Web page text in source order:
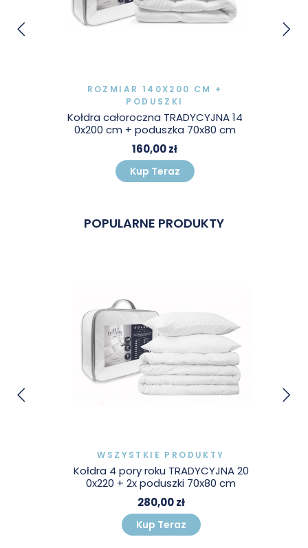
ROZMIAR 140X200 CM +
PODUSZKI
Kołdra całoroczna TRADYCYJNA 14
0x200 cm + poduszka 70x80 cm
160,00 zł
Kup Teraz
POPULARNE PRODUKTY
WSZYSTKIE PRODUKTY
Kołdra 4 pory roku TRADYCYJNA 20
0x220 + 2x poduszki 70x80 cm
280,00 zł
Kup Teraz